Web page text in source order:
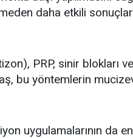
daha etkili
PRP, sinir blokları
bu yöntemlerin
uygulamalarının da